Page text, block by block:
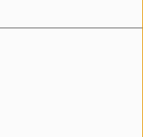
partout en France !